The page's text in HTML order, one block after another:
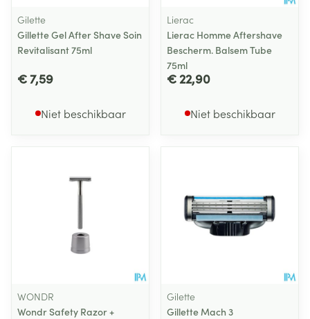
Gilette
Gillette Gel After Shave Soin
Revitalisant 75ml
€ 7,59
Niet beschikbaar
Lierac
Lierac Homme Aftershave
Bescherm. Balsem Tube
75ml
€ 22,90
Niet beschikbaar
WONDR
Wondr Safety Razor +
Gilette
Gillette Mach 3